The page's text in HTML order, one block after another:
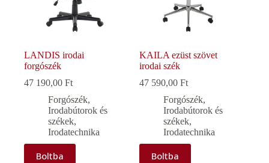
LANDIS irodai
forgószék
47 190,00 Ft
Forgószék,
Irodabútorok és
székek,
Irodatechnika
Boltba
KAILA ezüst szövet
irodai szék
47 590,00Ft
Forgószék,
Irodabútorok és
székek,
Irodatechnika
Boltba